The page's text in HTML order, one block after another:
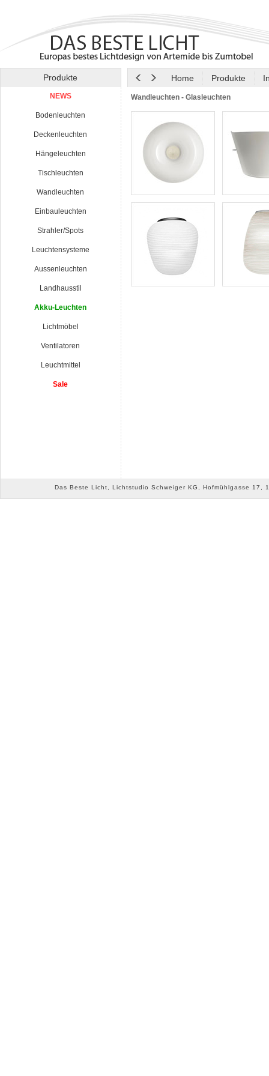
Produkte Home Produkte
NEWS
Bodenleuchten
Deckenleuchten
Hängeleuchten
Tischleuchten
Wandleuchten
Einbauleuchten
Strahler/Spots
Leuchtensysteme
Aussenleuchten
Landhausstil
Akku-Leuchten
Lichtmöbel
Ventilatoren
Leuchtmittel
Sale
Wandleuchten - Glasleuchten
Das Beste Licht, Lichtstudio Schweiger KG, Hofmühlgasse